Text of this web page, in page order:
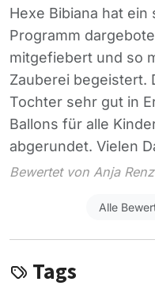
Hexe Bibiana hat
Programm
mitgefiebert und so
Zauberei begeistert.
Tochter sehr gut in
Ballons für alle
abgerundet. Vielen
Bewertet von Anja
Alle
Tags